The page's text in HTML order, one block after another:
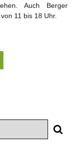
Auch Berger
11 bis 18 Uhr.